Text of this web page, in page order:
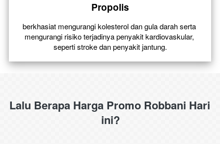
Propolis
berkhasiat mengurangi kolesterol dan gula darah serta
mengurangi risiko terjadinya penyakit kardiovaskular,
seperti stroke dan penyakit jantung.
Lalu Berapa Harga Promo Robbani Hari
ini?